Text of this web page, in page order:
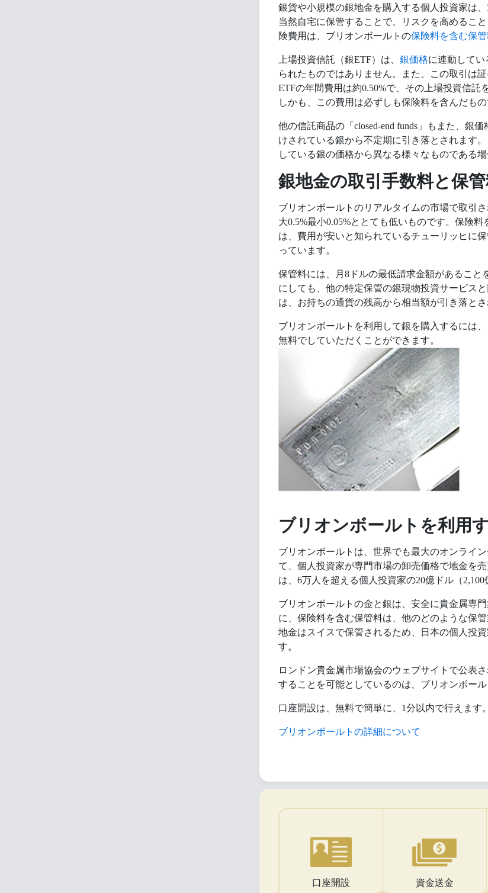
銀貨や小規模の銀地金を購入する個人投資家は
当然自宅に保管することで、リスクを高めるこ
険費用は、ブリオンボールトの保険料を含む保
上場投資信託（銀ETF）は、 銀価格に連動して
られたものではありません。また、この取引は
ETFの年間費用は約0.50%で、その上場投資信託
しかも、この費用は必ずしも保険料を含んだも
他の信託商品の「closed-end funds」もまた、銀
けされている銀から不定期に引き落とされます
している銀の価格から異なる様々なものである場
銀地金の取引手数料と保
ブリオンボールトのリアルタイムの市場で取引
大0.5%最小0.05%ととても低いものです。保険
は、費用が安いと知られているチューリッヒに
っています。
保管料には、月8ドルの最低請求金額があるこ
にしても、他の特定保管の銀現物投資サービス
は、お持ちの通貨の残高から相当額が引き落とさ
ブリオンボールトを利用して銀を購入するには
無料でしていただくことができます。
ブリオンボールトを利用
ブリオンボールトは、世界でも最大のオンライ
て、個人投資家が専門市場の卸売価格で地金を
は、6万人を超える個人投資家の20億ドル（
ブリオンボールトの金と銀は、安全に貴金属専
に、保険料を含む保管料は、他のどのような保
地金はスイスで保管されるため、日本の個人投
す。
ロンドン貴金属市場協会のウェブサイトで公表
することを可能としているのは、ブリオンボール
口座開設は、無料で簡単に、1分以内で行えます。
ブリオンボールトの詳細について
口座開設 資金送金